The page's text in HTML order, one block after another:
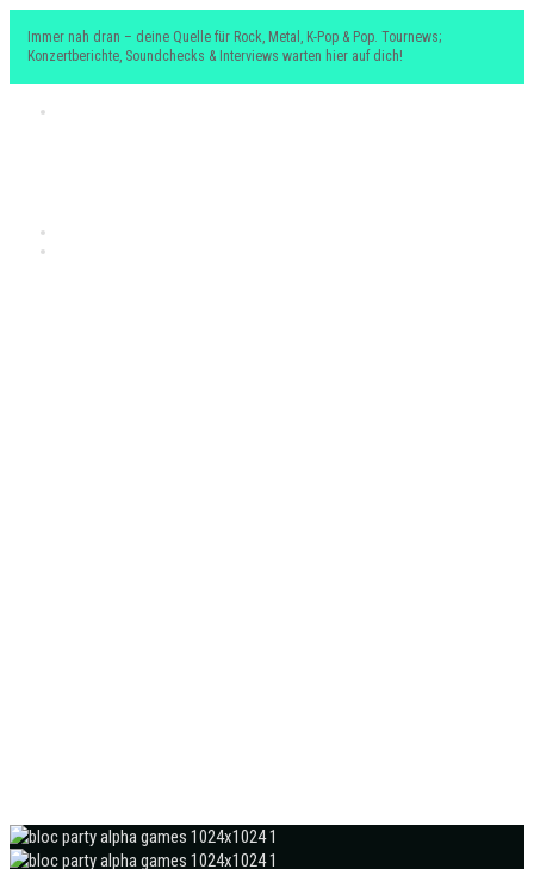
Immer nah dran – deine Quelle für Rock, Metal, K-Pop & Pop. Tournews;
Konzertberichte, Soundchecks & Interviews warten hier auf dich!